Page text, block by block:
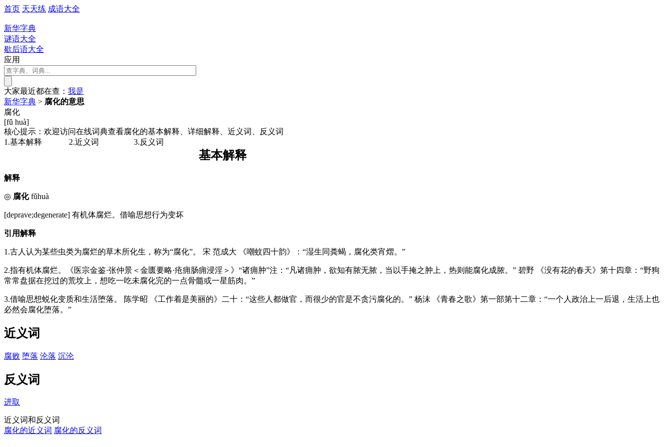
首页 天天练 成语大全
新华字典
谜语大全
歇后语大全
应用
大家最近都在查： 我是
新华字典 > 腐化的意思
腐化
[fǔ huà]
核心提示：欢迎访问在线词典查看腐化的基本解释、详细解释、近义词、反义词
1.基本解释
2.近义词 3.反义词
基本解释
解释
◎ 腐化fǔhuà
[deprave;degenerate] 有机体腐烂。借喻思想行为变坏
引用解释
1.古人认为某些虫类为腐烂的草木所化生，称为“腐化”。 宋 范成大 《嘲蚊四十韵》：“湿生同粪蝎，腐化类宵熠。”
2.指有机体腐烂。《医宗金鉴·张仲景＜金匮要略·疮痈肠痈浸淫＞》“诸痈肿”注：“凡诸痈肿，欲知有脓无脓，当以手掩之肿上，热则能腐化成脓。” 碧野 《没有花的春天》第十四章：“野狗
常常盘据在挖过的荒坟上，想吃一吃未腐化完的一点骨髓或一星筋肉。”
3.借喻思想蜕化变质和生活堕落。 陈学昭 《工作着是美丽的》二十：“这些人都做官，而很少的官是不贪污腐化的。” 杨沫 《青春之歌》第一部第十二章：“一个人政治上一后退，生活上也
必然会腐化堕落。”
近义词
腐败 堕落 沦落 沉沦
反义词
进取
近义词和反义词
腐化的近义词 腐化的反义词